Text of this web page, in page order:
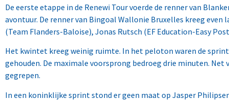
De eerste etappe in de Renewi Tour voerde de renner van
avontuur. De renner van Bingoal Wallonie Bruxelles kreeg
(Team Flanders-Baloise), Jonas Rutsch (EF Education-Easy
Het kwintet kreeg weinig ruimte. In het peloton waren de
gehouden. De maximale voorsprong bedroeg drie minuten.
gegrepen.
In een koninklijke sprint stond er geen maat op Jasper